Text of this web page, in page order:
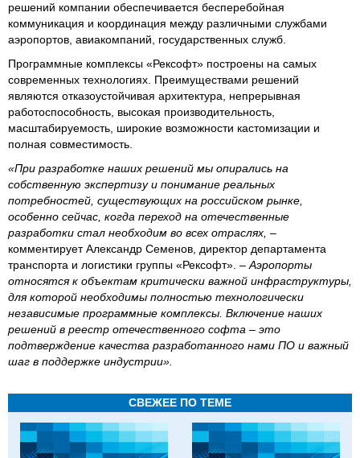
решений компании обеспечивается бесперебойная
коммуникация и координация между различными службами
аэропортов, авиакомпаний, государственных служб.
Программные комплексы «Рексофт» построены на самых
современных технологиях. Преимуществами решений
являются отказоустойчивая архитектура, непрерывная
работоспособность, высокая производительность,
масштабируемость, широкие возможности кастомизации и
полная совместимость.
«При разработке наших решений мы опирались на
собственную экспертизу и понимание реальных
потребностей, существующих на российском рынке,
особенно сейчас, когда переход на отечественные
разработки стал необходим во всех отраслях, –
комментирует Александр Семенов, директор департамента
транспорта и логистики группы «Рексофт». – Аэропорты
относятся к объектам критически важной инфраструктуры,
для которой необходимы полностью технологически
независимые программные комплексы. Включение наших
решений в реестр отечественного софта – это
подтверждение качества разработанного нами ПО и важный
шаг в поддержке индустрии».
СВЕЖЕЕ ПО ТЕМЕ